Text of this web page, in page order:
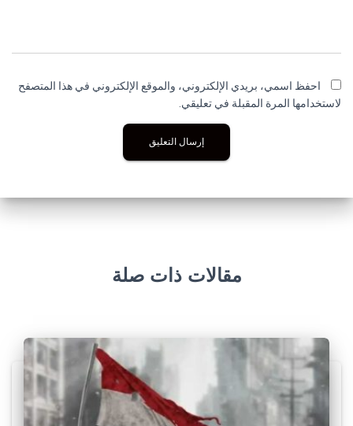
احفظ اسمي، بريدي الإلكتروني، والموقع الإلكتروني في هذا المتصفح
لاستخدامها المرة المقبلة في تعليقي.
مقالات ذات صلة